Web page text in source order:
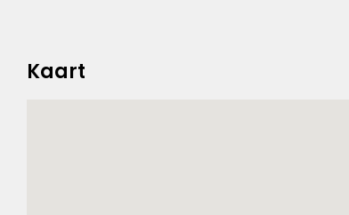
Kaart